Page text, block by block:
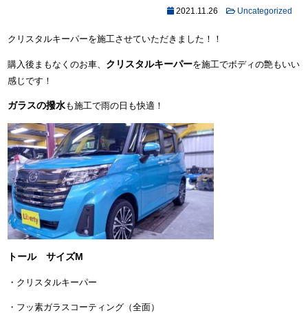
2021.11.26 Uncategorized
クリスタルキーパーを施工させていただきました！！
購入後まもなくのお車、 クリスタルキーパーを施工でボディの艶もいい
感じです！
ガラスの撥水も施工で雨の日も快適！
トール サイズM
・クリスタルキーパー
・フッ素ガラスコーティング（全面）